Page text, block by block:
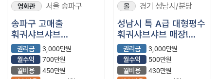
영화관 서울 송파구
송파구 고매출
훠궈샤브샤브
먀장입니다!
권리금
3,000만원
월수익
700만원
월비용
450만원
몰 경기 성남시/분당
성남시 특 A급 대형평수
훠궈샤브샤브 매장!
특수상권 입니다
권리금
3,000만원
월수익
500만원
월비용
430만원